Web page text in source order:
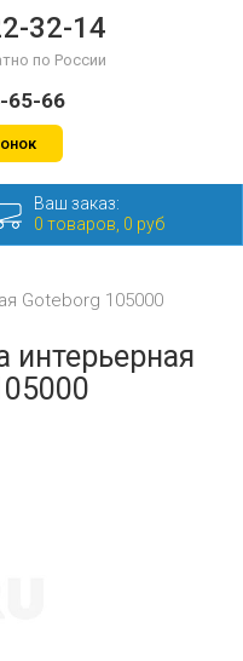
32-14
по России
65-66
Ваш заказ:
0 товаров, 0 руб
Goteborg 105000
интерьерная